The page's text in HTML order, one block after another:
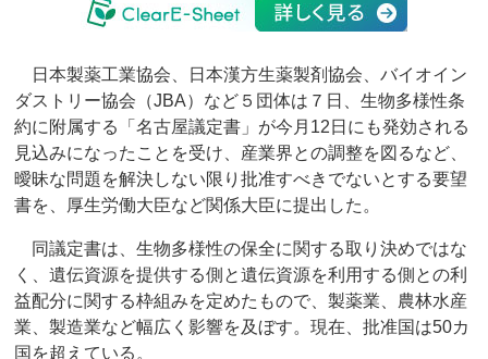
日本製薬工業協会、日本漢方生薬製剤協会、バイオイン
ダストリー協会（JBA）など５団体は７日、生物多様性条
約に附属する「名古屋議定書」が今月12日にも発効される
見込みになったことを受け、産業界との調整を図るなど、
曖昧な問題を解決しない限り批准すべきでないとする要望
書を、厚生労働大臣など関係大臣に提出した。
同議定書は、生物多様性の保全に関する取り決めではな
く、遺伝資源を提供する側と遺伝資源を利用する側との利
益配分に関する枠組みを定めたもので、製薬業、農林水産
業、製造業など幅広く影響を及ぼす。現在、批准国は50カ
国を超えている。